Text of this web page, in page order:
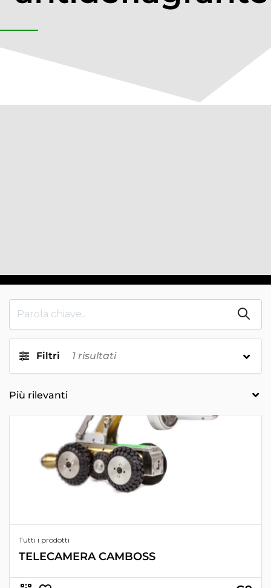
Filtri 1 risultati
Tutti i prodotti
TELECAMERA CAMBOSS